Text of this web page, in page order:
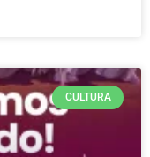
CULTURA